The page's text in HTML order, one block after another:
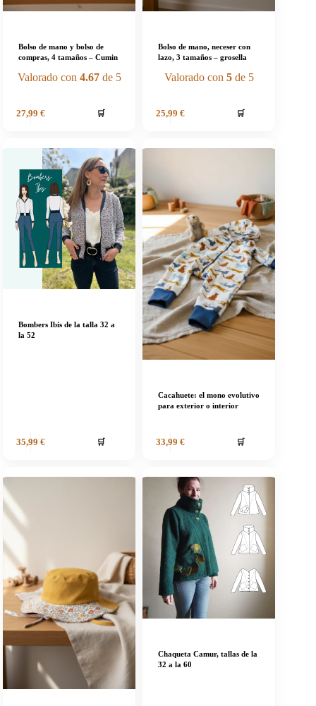
Bolso de mano y bolso de
compras, 4 tamaños – Cumin
Valorado con 4.67de 5
27,99 € 🛒
Bolso de mano, neceser con
lazo, 3 tamaños – grosella
Valorado con 5de 5
25,99 € 🛒
Bombers Ibis de la talla 32 a
la 52
35,99 € 🛒
Cacahuete: el mono evolutivo
para exterior o interior
33,99 € 🛒
Chaqueta Camur, tallas de la
32 a la 60